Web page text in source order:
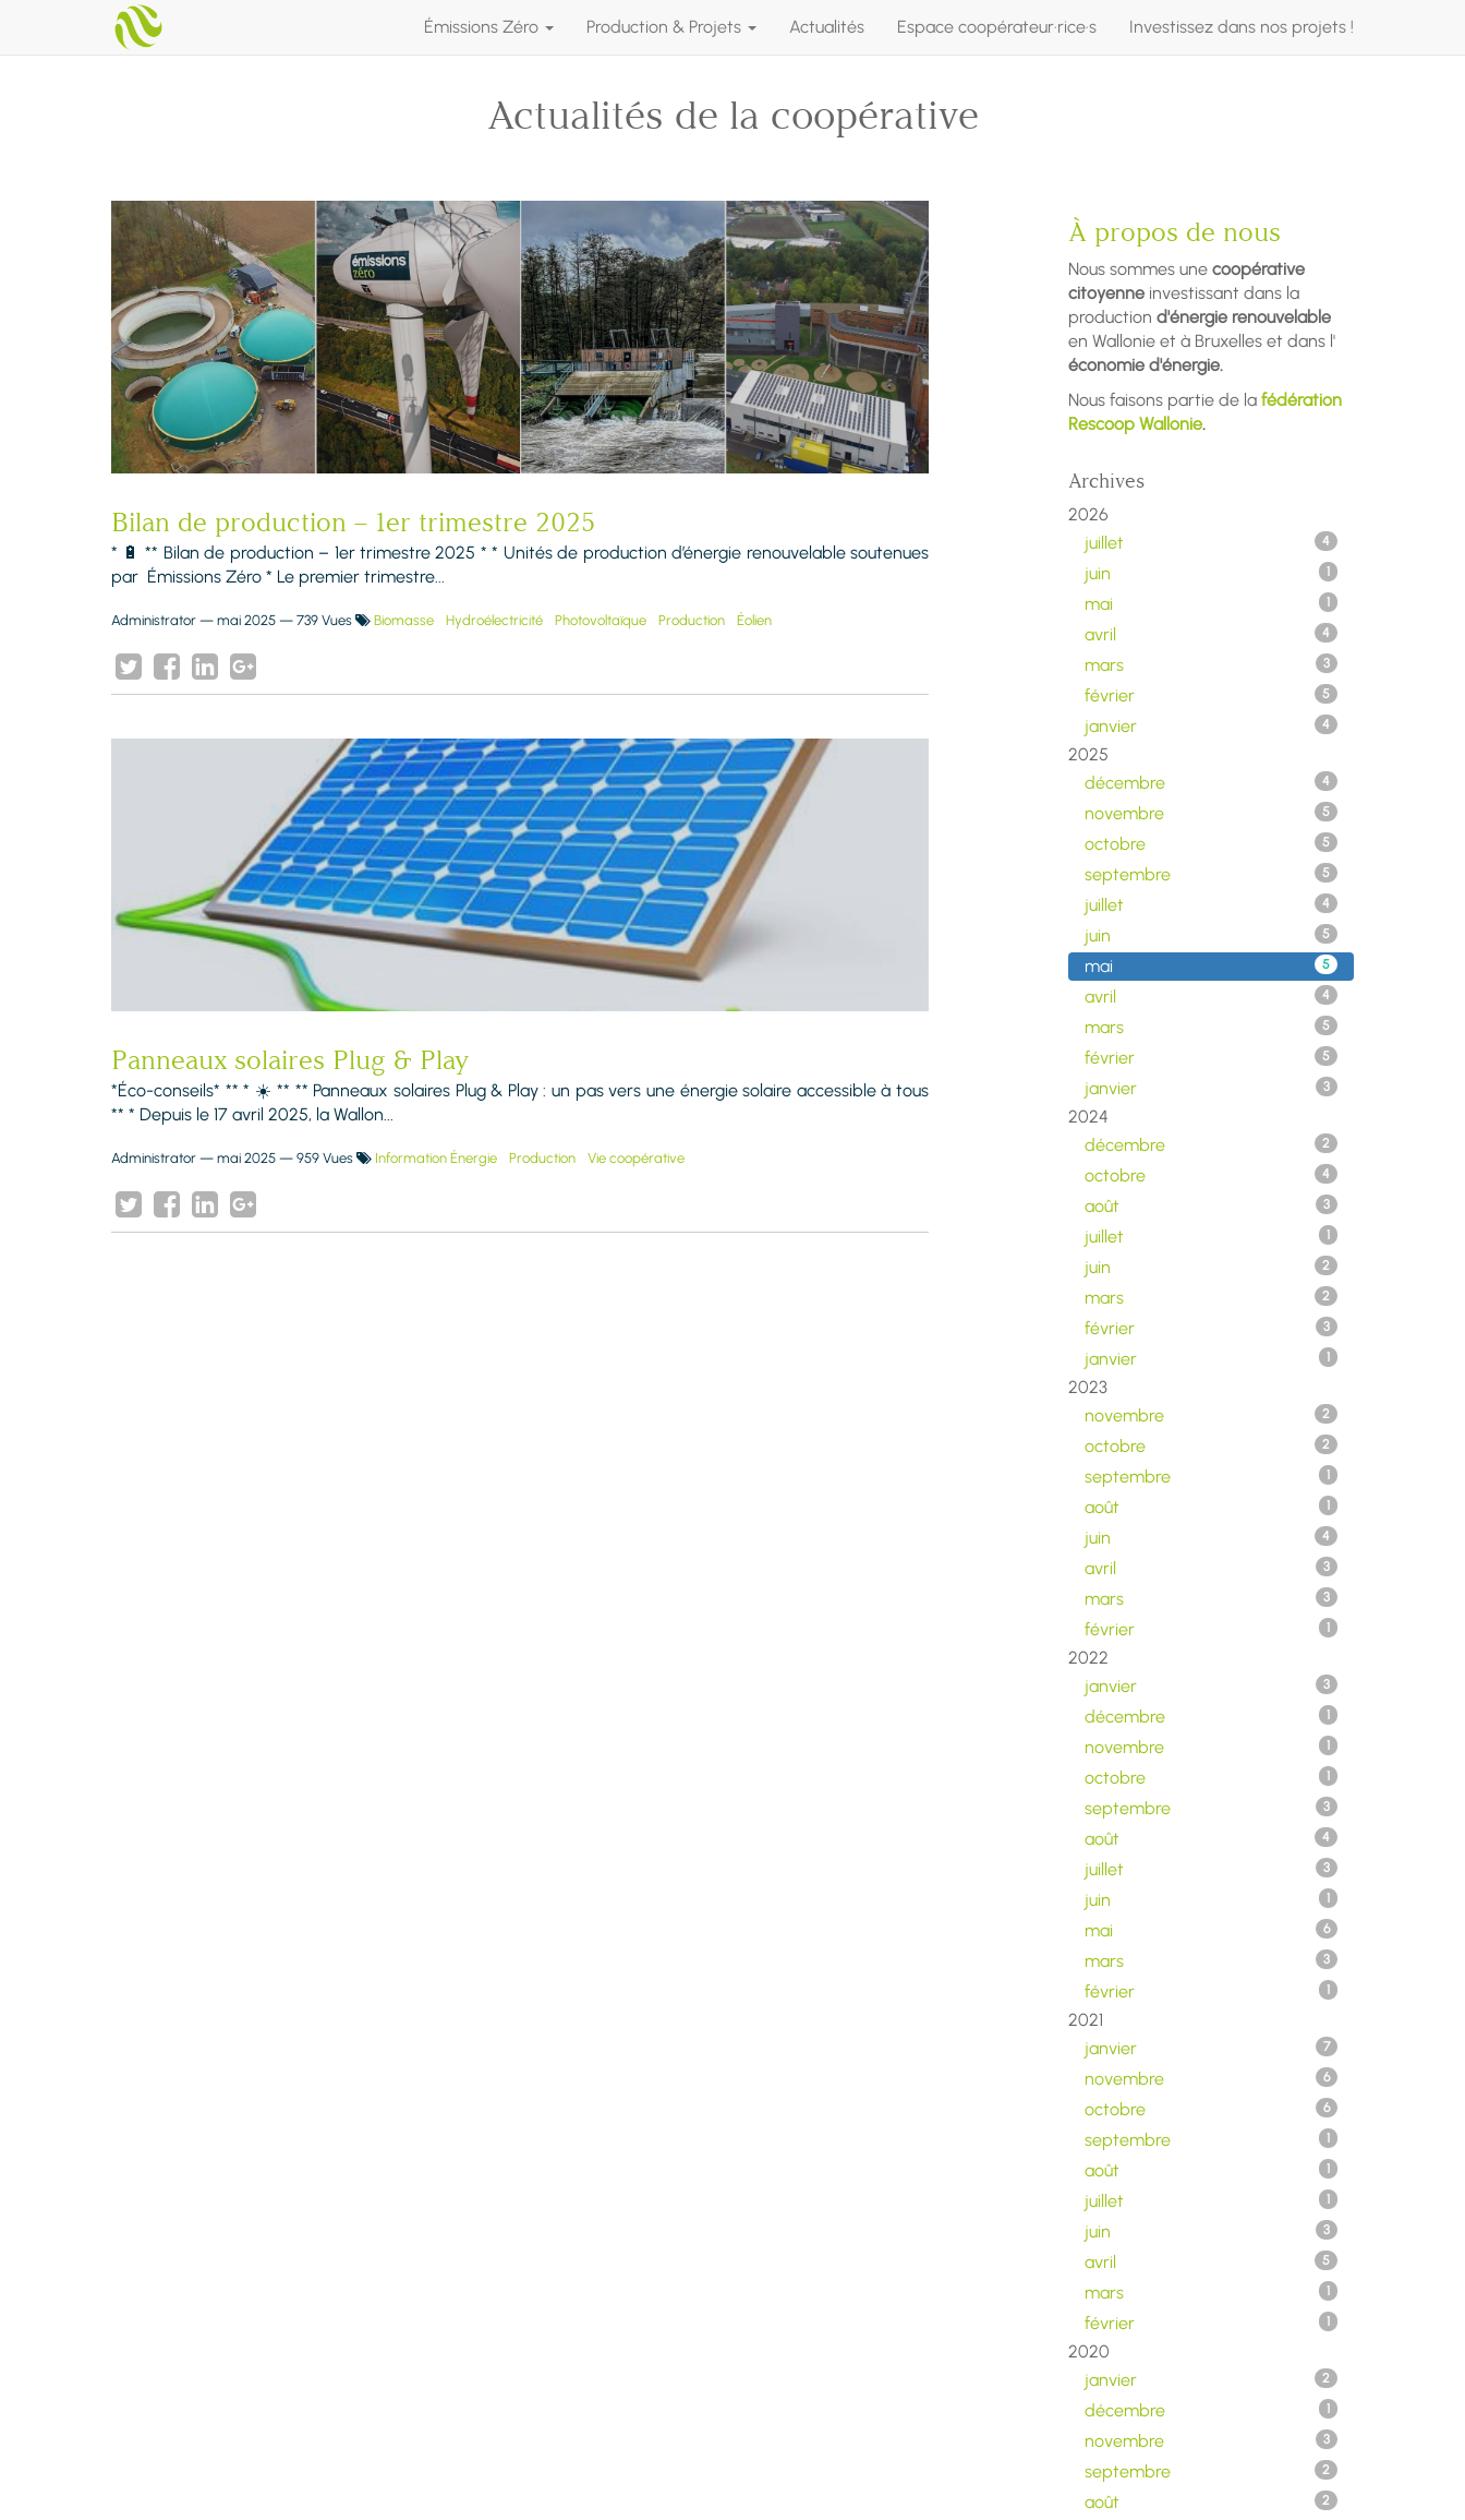
Émissions Zéro Production & Projets Actualités Espace coopérateur·rice·s Investissez dans nos projets !
Actualités de la coopérative
Bilan de production – 1er trimestre 2025
* 🔋 ** Bilan de production – 1er trimestre 2025 * * Unités de production d’énergie renouvelable soutenues
par Émissions Zéro * Le premier trimestre...
Administrator — mai 2025 — 739 Vues Biomasse Hydroélectricité Photovoltaïque Production Éolien
Panneaux solaires Plug & Play
*Éco-conseils* ** * ☀️ ** ** Panneaux solaires Plug & Play : un pas vers une énergie solaire accessible à tous
** * Depuis le 17 avril 2025, la Wallon...
Administrator — mai 2025 — 959 Vues Information Énergie Production Vie coopérative
À propos de nous
Nous sommes une coopérative
citoyenne investissant dans la
production d'énergie renouvelable
en Wallonie et à Bruxelles et dans l'
économie d'énergie.
Nous faisons partie de la fédération
Rescoop Wallonie.
Archives
2026
juillet
4
juin 1
mai 1
avril 4
mars 3
février 5
janvier 4
2025
décembre
4
novembre 5
octobre 5
septembre 5
juillet 4
juin 5
mai 5
avril 4
mars 5
février 5
janvier 3
2024
décembre
2
octobre 4
août 3
juillet 1
juin 2
mars 2
février 3
janvier 1
2023
novembre
2
octobre 2
septembre 1
août 1
juin 4
avril 3
mars 3
février 1
2022
janvier
3
décembre 1
novembre 1
octobre 1
septembre 3
août 4
juillet 3
juin 1
mai 6
mars 3
février 1
2021
janvier
7
novembre 6
octobre 6
septembre 1
août 1
juillet 1
juin 3
avril 5
mars 1
février 1
2020
janvier
2
décembre 1
novembre 3
septembre 2
août 2